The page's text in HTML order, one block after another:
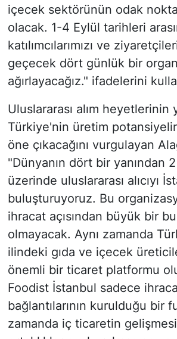
içecek sektörünün odak
olacak. 1-4 Eylül tarihleri
katılımcılarımızı ve
geçecek dört günlük bir
ağırlayacağız." ifadelerini
Uluslararası alım heyetlerinin
Türkiye'nin üretim
öne çıkacağını vurgulayan
"Dünyanın dört bir yanından
üzerinde uluslararası alıcıyı
buluşturuyoruz. Bu
ihracat açısından büyük bir
olmayacak. Aynı zamanda
ilindeki gıda ve içecek
önemli bir ticaret platformu
Foodist İstanbul sadece
bağlantılarının kurulduğu bir
zamanda iç ticaretin